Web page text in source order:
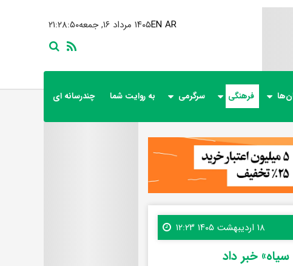
۲۱:۲۸:۵۱ ۱۴۰۵ مرداد ۱۶, جمعهEN AR
فرهنگی سرگرمی به روایت شما چندرسانه ای
۱۸ اردیبهشت ۱۴۰۵ ۱۲:۲۳
خبر داد